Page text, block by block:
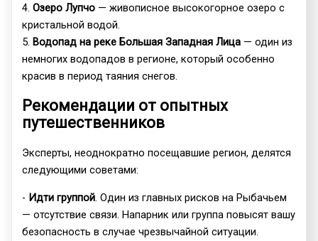
4.Озеро Лупчо — живописное высокогорное озеро с
кристальной водой.
5.Водопад на реке Большая Западная Лица — один из
немногих водопадов в регионе, который особенно
красив в период таяния снегов.
Рекомендации от опытных
путешественников
Эксперты, неоднократно посещавшие регион, делятся
следующими советами:
- Идти группой. Один из главных рисков на Рыбачьем
— отсутствие связи. Напарник или группа повысят вашу
безопасность в случае чрезвычайной ситуации.